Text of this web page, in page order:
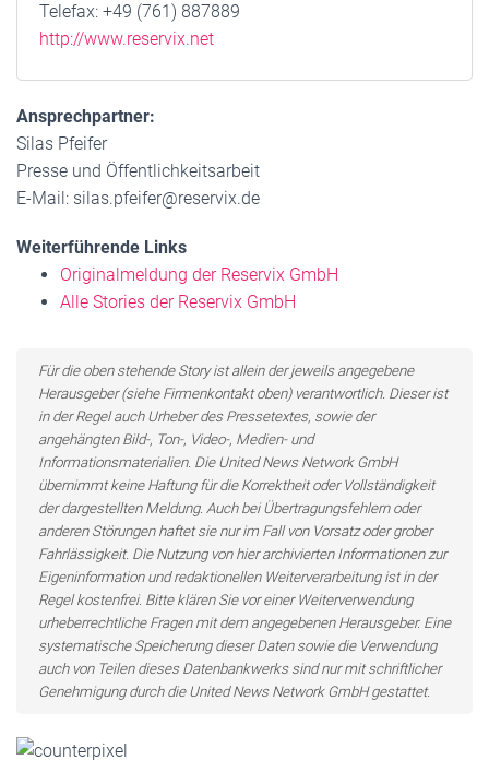
Telefax: +49 (761) 887889
http://www.reservix.net
Ansprechpartner:
Silas Pfeifer
Presse und Öffentlichkeitsarbeit
E-Mail: silas.pfeifer@reservix.de
Weiterführende Links
Originalmeldung der Reservix GmbH
Alle Stories der Reservix GmbH
Für die oben stehende Story ist allein der jeweils angegebene
Herausgeber (siehe Firmenkontakt oben) verantwortlich. Dieser ist
in der Regel auch Urheber des Pressetextes, sowie der
angehängten Bild-, Ton-, Video-, Medien- und
Informationsmaterialien. Die United News Network GmbH
übernimmt keine Haftung für die Korrektheit oder Vollständigkeit
der dargestellten Meldung. Auch bei Übertragungsfehlern oder
anderen Störungen haftet sie nur im Fall von Vorsatz oder grober
Fahrlässigkeit. Die Nutzung von hier archivierten Informationen zur
Eigeninformation und redaktionellen Weiterverarbeitung ist in der
Regel kostenfrei. Bitte klären Sie vor einer Weiterverwendung
urheberrechtliche Fragen mit dem angegebenen Herausgeber. Eine
systematische Speicherung dieser Daten sowie die Verwendung
auch von Teilen dieses Datenbankwerks sind nur mit schriftlicher
Genehmigung durch die United News Network GmbH gestattet.